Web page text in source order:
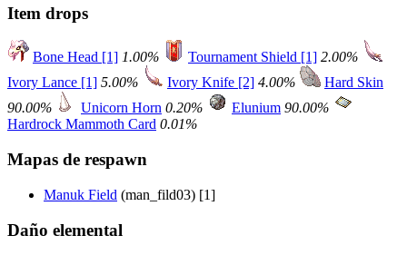
Item drops
Bone Head [1] 1.00% Tournament Shield [1] 2.00%
Ivory Lance [1] 5.00% Ivory Knife [2] 4.00%
Hard Skin
90.00%
Unicorn Horn 0.20% Elunium 90.00%
Hardrock Mammoth Card 0.01%
Mapas de respawn
Manuk Field (man_fild03) [1]
Daño elemental